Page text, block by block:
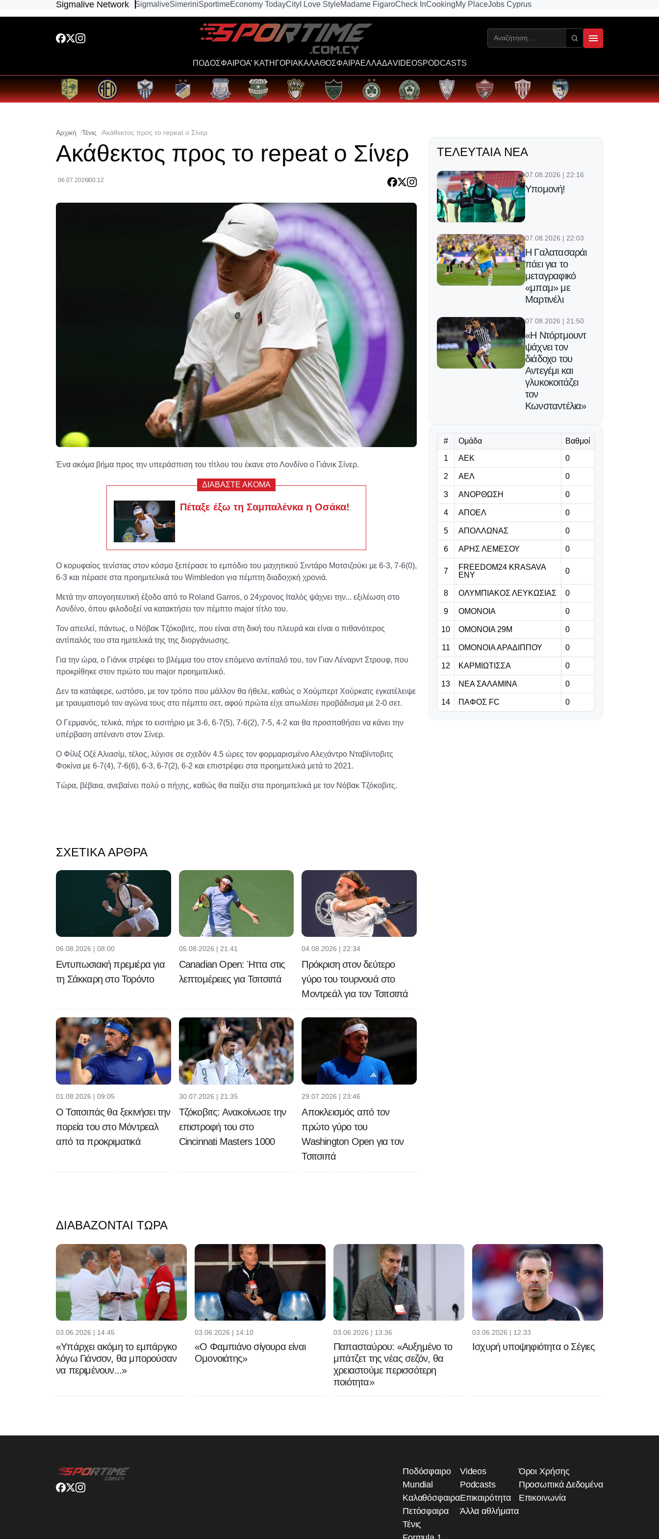
Sigmalive Network SigmaliveSimeriniSportimeEconomy TodayCity I Love StyleMadame FigaroCheck InCookingMy PlaceJobs Cyprus
ΠΟΔΟΣΦΑΙΡΟΑ’ ΚΑΤΗΓΟΡΙΑΚΑΛΑΘΟΣΦΑΙΡΑΕΛΛΑΔΑVIDEOSPODCASTS
Αρχική Τένις Ακάθεκτος προς το repeat ο Σίνερ
Ακάθεκτος προς το repeat ο Σίνερ
06.07.202600:12
Ένα ακόμα βήμα προς την υπεράσπιση του τίτλου του έκανε στο Λονδίνο ο Γιάνικ Σίνερ.
ΔΙΑΒΑΣΤΕ ΑΚΟΜΑ
Πέταξε έξω τη Σαμπαλένκα η Οσάκα!
Ο κορυφαίος τενίστας στον κόσμο ξεπέρασε το εμπόδιο του μαχητικού Σιντάρο Μοτσιζούκι με 6-3, 7-6(0),
6-3 και πέρασε στα προημιτελικά του Wimbledon για πέμπτη διαδοχική χρονιά.
Μετά την απογοητευτική έξοδο από το Roland Garros, ο 24χρονος Ιταλός ψάχνει την... εξιλέωση στο
Λονδίνο, όπου φιλοδοξεί να κατακτήσει τον πέμπτο major τίτλο του.
Τον απειλεί, πάντως, ο Νόβακ Τζόκοβιτς, που είναι στη δική του πλευρά και είναι ο πιθανότερος
αντίπαλός του στα ημιτελικά της της διοργάνωσης.
Για την ώρα, ο Γιάνικ στρέφει το βλέμμα του στον επόμενο αντίπαλό του, τον Γιαν Λέναρντ Στρουφ, που
προκρίθηκε στον πρώτο του major προημιτελικό.
Δεν τα κατάφερε, ωστόσο, με τον τρόπο που μάλλον θα ήθελε, καθώς ο Χούμπερτ Χούρκατς εγκατέλειψε
με τραυματισμό τον αγώνα τους στο πέμπτο σετ, αφού πρώτα είχε απωλέσει προβάδισμα με 2-0 σετ.
Ο Γερμανός, τελικά, πήρε το εισιτήριο με 3-6, 6-7(5), 7-6(2), 7-5, 4-2 και θα προσπαθήσει να κάνει την
υπέρβαση απέναντι στον Σίνερ.
Ο Φίλιξ Οζέ Αλιασίμ, τέλος, λύγισε σε σχεδόν 4.5 ώρες τον φορμαρισμένο Αλεχάντρο Νταβίντοβιτς
Φοκίνα με 6-7(4), 7-6(6), 6-3, 6-7(2), 6-2 και επιστρέφει στα προημιτελικά μετά το 2021.
Τώρα, βέβαια, ανεβαίνει πολύ ο πήχης, καθώς θα παίξει στα προημιτελικά με τον Νόβακ Τζόκοβιτς.
ΣΧΕΤΙΚΆ ΆΡΘΡΑ
06.08.2026 | 08:00
Εντυπωσιακή πρεμιέρα για
τη Σάκκαρη στο Τορόντο
05.08.2026 | 21:41
Canadian Open: Ήττα στις
λεπτομέρειες για Τσιτσιπά
04.08.2026 | 22:34
Πρόκριση στον δεύτερο
γύρο του τουρνουά στο
Μοντρεάλ για τον Τσιτσιπά
01.08.2026 | 09:05
Ο Τσιτσιπάς θα ξεκινήσει την
πορεία του στο Μόντρεαλ
από τα προκριματικά
30.07.2026 | 21:35
Τζόκοβιτς: Ανακοίνωσε την
επιστροφή του στο
Cincinnati Masters 1000
29.07.2026 | 23:46
Αποκλεισμός από τον
πρώτο γύρο του
Washington Open για τον
Τσιτσιπά
ΤΕΛΕΥΤΑΊΑ ΝΈΑ
07.08.2026 | 22:16
Υπομονή!
07.08.2026 | 22:03
Η Γαλατασαράι
πάει για το
μεταγραφικό
«μπαμ» με
Μαρτινέλι
07.08.2026 | 21:50
«Η Ντόρτμουντ
ψάχνει τον
διάδοχο του
Αντεγέμι και
γλυκοκοιτάζει
τον
Κωνσταντέλια»
δρόμος της
επιστροφής -
Καλώς
επέστρεψε
Ρόνι» (Βίντεο)
07.08.2026 | 21:24
ΑΝΘΡΩΠΙΑΣ
για τον Τάσο
Χατζηγιοβάννη
07.08.2026 | 21:11
Επιβεβαίωση
Ανακοίνωσε
Γκονζάλες η Νέα
07.08.2026 | 21:00
Φιλική τριάρα
από την ΑΕΚ
# Ομάδα Βαθμοί
1 ΑΕΚ 0
2 ΑΕΛ 0
3 ΑΝΟΡΘΩΣΗ 0
4 ΑΠΟΕΛ 0
5 ΑΠΟΛΛΩΝΑΣ 0
6 ΑΡΗΣ ΛΕΜΕΣΟΥ 0
7
FREEDOM24 KRASAVA
ΕΝΥ
0
8 ΟΛΥΜΠΙΑΚΟΣ ΛΕΥΚΩΣΙΑΣ 0
9 ΟΜΟΝΟΙΑ 0
10 ΟΜΟΝΟΙΑ 29Μ 0
11 ΟΜΟΝΟΙΑ ΑΡΑΔΙΠΠΟΥ 0
12 ΚΑΡΜΙΩΤΙΣΣΑ 0
13 ΝΕΑ ΣΑΛΑΜΙΝΑ 0
14 ΠΑΦΟΣ FC 0
ΔΙΑΒΆΖΟΝΤΑΙ ΤΏΡΑ
03.06.2026 | 14:45
«Υπάρχει ακόμη το εμπάργκο
λόγω Γιάνσον, θα μπορούσαν
να περιμένουν...»
03.06.2026 | 14:10
«Ο Φαμπιάνο σίγουρα είναι
Ομονοιάτης»
03.06.2026 | 13:36
Παπασταύρου: «Αυξημένο το
μπάτζετ της νέας σεζόν, θα
χρειαστούμε περισσότερη
ποιότητα»
03.06.2026 | 12:33
Ισχυρή υποψηφιότητα ο Σέγιες
Ποδόσφαιρο
Mundial
Καλαθόσφαιρα
Πετόσφαιρα
Τένις
Videos
Podcasts
Επικαιρότητα
Άλλα αθλήματα
Όροι Χρήσης
Προσωπικά Δεδομένα
Επικοινωνία